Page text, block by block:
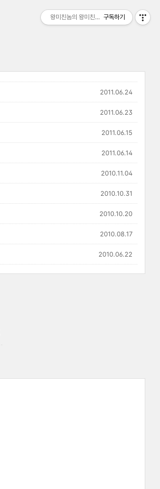
2011.06.24
2011.06.23
2011.06.15
2011.06.14
2010.11.04
2010.10.31
2010.10.20
2010.08.17
2010.06.22
왕미친놈의 왕미친세상구독하기